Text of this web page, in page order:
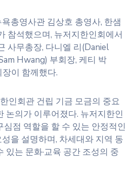
총영사관 김상호 총영사, 한샘
참석했으며, 뉴저지한인회에서
사무총장, 다니엘 리(Daniel
Hwang) 부회장, 케티 박
이 함께했다.
인회관 건립 기금 모금의 중요
논의가 이루어졌다. 뉴저지한인
점 역할을 할 수 있는 안정적인
을 설명하며, 차세대와 지역 동
있는 문화·교육 공간 조성의 중